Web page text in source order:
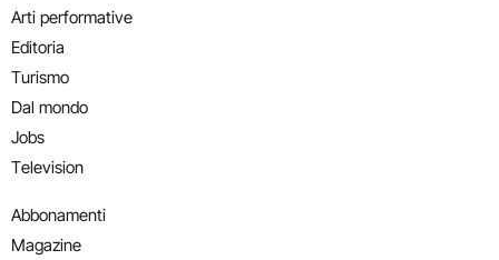
Arti performative
Editoria
Turismo
Dal mondo
Jobs
Television
Abbonamenti
Magazine